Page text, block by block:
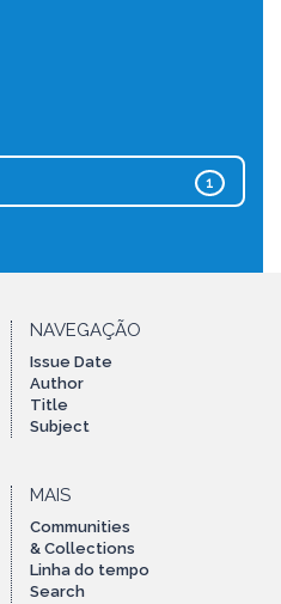
1
NAVEGAÇÃO
Issue Date
Author
Title
Subject
MAIS
Communities
& Collections
Linha do tempo
Search